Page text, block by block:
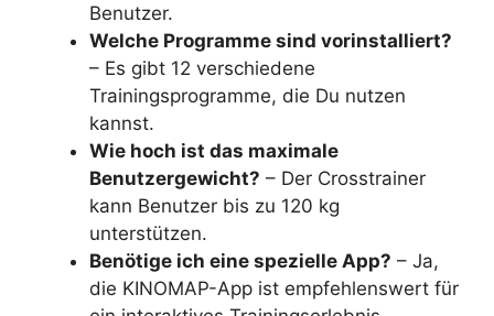
Benutzer.
Welche Programme sind vorinstalliert?
– Es gibt 12 verschiedene
Trainingsprogramme, die Du nutzen
kannst.
Wie hoch ist das maximale
Benutzergewicht? – Der Crosstrainer
kann Benutzer bis zu 120 kg
unterstützen.
Benötige ich eine spezielle App? – Ja,
die KINOMAP-App ist empfehlenswert für